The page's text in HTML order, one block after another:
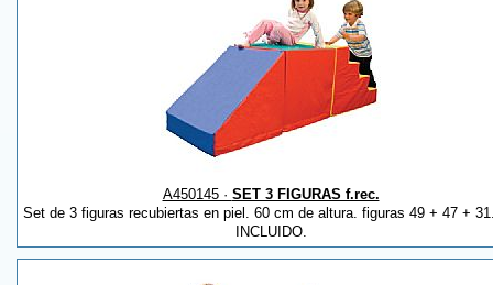
A450145 · SET 3 FIGURAS f.rec.
Set de 3 figuras recubiertas en piel. 60 cm de altura. figuras 49 + 47 +
INCLUIDO.